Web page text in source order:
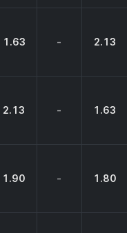
1.63 - 2.13
2.13 - 1.63
1.90 - 1.80